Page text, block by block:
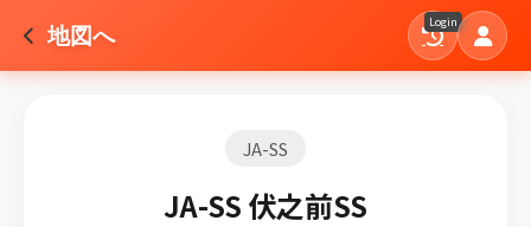
地図へ Login
JA-SS
JA-SS 伏之前SS